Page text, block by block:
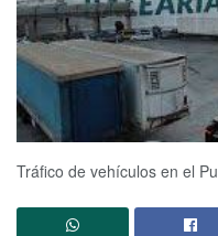
Tráfico de vehículos en el